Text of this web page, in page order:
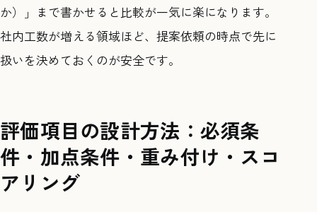
か）」まで書かせると比較が一気に楽になります。
社内工数が増える領域ほど、提案依頼の時点で先に
扱いを決めておくのが安全です。
評価項目の設計方法：必須条
件・加点条件・重み付け・スコ
アリング